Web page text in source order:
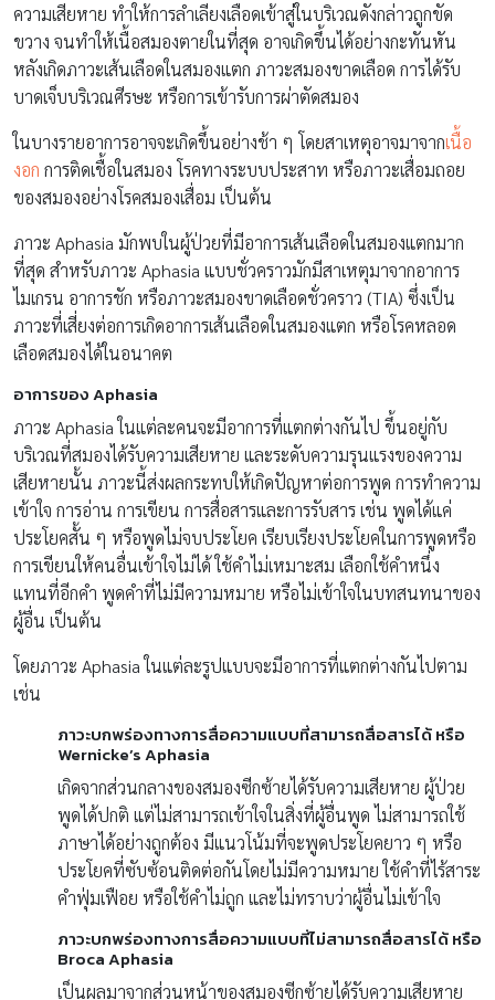
ความเสียหาย ทำให้การลำเลียงเลือดเข้าสู่ในบริเวณดังกล่าวถูกขัด
ขวาง จนทำให้เนื้อสมองตายในที่สุด อาจเกิดขึ้นได้อย่างกะทันหัน
หลังเกิดภาวะเส้นเลือดในสมองแตก ภาวะสมองขาดเลือด การได้รับ
บาดเจ็บบริเวณศีรษะ หรือการเข้ารับการผ่าตัดสมอง
ในบางรายอาการอาจจะเกิดขึ้นอย่างช้า ๆ โดยสาเหตุอาจมาจากเนื้อ
งอก การติดเชื้อในสมอง โรคทางระบบประสาท หรือภาวะเสื่อมถอย
ของสมองอย่างโรคสมองเสื่อม เป็นต้น
ภาวะ Aphasia มักพบในผู้ป่วยที่มีอาการเส้นเลือดในสมองแตกมาก
ที่สุด สำหรับภาวะ Aphasia แบบชั่วคราวมักมีสาเหตุมาจากอาการ
ไมเกรน อาการชัก หรือภาวะสมองขาดเลือดชั่วคราว (TIA) ซึ่งเป็น
ภาวะที่เสี่ยงต่อการเกิดอาการเส้นเลือดในสมองแตก หรือโรคหลอด
เลือดสมองได้ในอนาคต
อาการของ Aphasia
ภาวะ Aphasia ในแต่ละคนจะมีอาการที่แตกต่างกันไป ขึ้นอยู่กับ
บริเวณที่สมองได้รับความเสียหาย และระดับความรุนแรงของความ
เสียหายนั้น ภาวะนี้ส่งผลกระทบให้เกิดปัญหาต่อการพูด การทำความ
เข้าใจ การอ่าน การเขียน การสื่อสารและการรับสาร เช่น พูดได้แค่
ประโยคสั้น ๆ หรือพูดไม่จบประโยค เรียบเรียงประโยคในการพูดหรือ
การเขียนให้คนอื่นเข้าใจไม่ได้ ใช้คำไม่เหมาะสม เลือกใช้คำหนึ่ง
แทนที่อีกคำ พูดคำที่ไม่มีความหมาย หรือไม่เข้าใจในบทสนทนาของ
ผู้อื่น เป็นต้น
โดยภาวะ Aphasia ในแต่ละรูปแบบจะมีอาการที่แตกต่างกันไปตาม
เช่น
ภาวะบกพร่องทางการสื่อความแบบที่สามารถสื่อสารได้ หรือ
Wernicke’s Aphasia
เกิดจากส่วนกลางของสมองซีกซ้ายได้รับความเสียหาย ผู้ป่วย
พูดได้ปกติ แต่ไม่สามารถเข้าใจในสิ่งที่ผู้อื่นพูด ไม่สามารถใช้
ภาษาได้อย่างถูกต้อง มีแนวโน้มที่จะพูดประโยคยาว ๆ หรือ
ประโยคที่ซับซ้อนติดต่อกันโดยไม่มีความหมาย ใช้คำที่ไร้สาระ
คำฟุ่มเฟือย หรือใช้คำไม่ถูก และไม่ทราบว่าผู้อื่นไม่เข้าใจ
ภาวะบกพร่องทางการสื่อความแบบที่ไม่สามารถสื่อสารได้ หรือ
Broca Aphasia
เป็นผลมาจากส่วนหน้าของสมองซีกซ้ายได้รับความเสียหาย